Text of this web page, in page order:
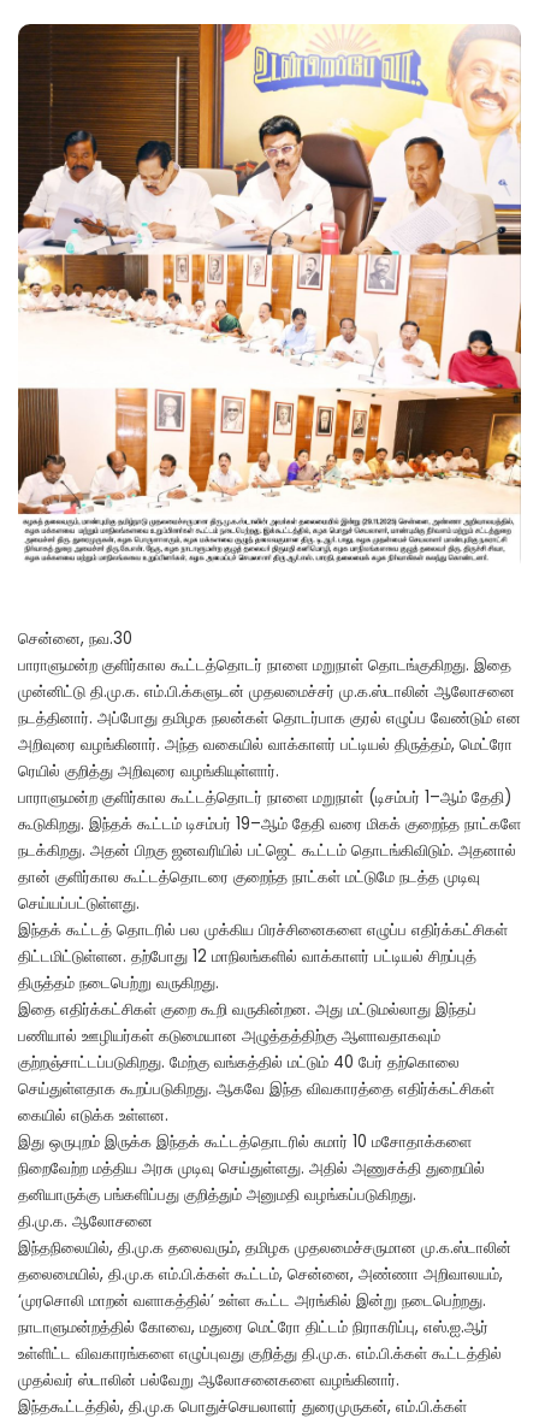
சென்னை, நவ.30
பாராளுமன்ற குளிர்கால கூட்டத்தொடர் நாளை மறுநாள் தொடங்குகிறது. இதை
முன்னிட்டு தி.மு.க. எம்.பி.க்களுடன் முதலமைச்சர் மு.க.ஸ்டாலின் ஆலோசனை
நடத்தினார். அப்போது தமிழக நலன்கள் தொடர்பாக குரல் எழுப்ப வேண்டும் என
அறிவுரை வழங்கினார். அந்த வகையில் வாக்காளர் பட்டியல் திருத்தம், மெட்ரோ
ரெயில் குறித்து அறிவுரை வழங்கியுள்ளார்.
பாராளுமன்ற குளிர்கால கூட்டத்தொடர் நாளை மறுநாள் (டிசம்பர் 1–ஆம் தேதி)
கூடுகிறது. இந்தக் கூட்டம் டிசம்பர் 19–ஆம் தேதி வரை மிகக் குறைந்த நாட்களே
நடக்கிறது. அதன் பிறகு ஜனவரியில் பட்ஜெட் கூட்டம் தொடங்கிவிடும். அதனால்
தான் குளிர்கால கூட்டத்தொடரை குறைந்த நாட்கள் மட்டுமே நடத்த முடிவு
செய்யப்பட்டுள்ளது.
இந்தக் கூட்டத் தொடரில் பல முக்கிய பிரச்சினைகளை எழுப்ப எதிர்க்கட்சிகள்
திட்டமிட்டுள்ளன. தற்போது 12 மாநிலங்களில் வாக்காளர் பட்டியல் சிறப்புத்
திருத்தம் நடைபெற்று வருகிறது.
இதை எதிர்க்கட்சிகள் குறை கூறி வருகின்றன. அது மட்டுமல்லாது இந்தப்
பணியால் ஊழியர்கள் கடுமையான அழுத்தத்திற்கு ஆளாவதாகவும்
குற்றஞ்சாட்டப்படுகிறது. மேற்கு வங்கத்தில் மட்டும் 40 பேர் தற்கொலை
செய்துள்ளதாக கூறப்படுகிறது. ஆகவே இந்த விவகாரத்தை எதிர்க்கட்சிகள்
கையில் எடுக்க உள்ளன.
இது ஒருபுறம் இருக்க இந்தக் கூட்டத்தொடரில் சுமார் 10 மசோதாக்களை
நிறைவேற்ற மத்திய அரசு முடிவு செய்துள்ளது. அதில் அணுசக்தி துறையில்
தனியாருக்கு பங்களிப்பது குறித்தும் அனுமதி வழங்கப்படுகிறது.
தி.மு.க. ஆலோசனை
இந்தநிலையில், தி.மு.க தலைவரும், தமிழக முதலமைச்சருமான மு.க.ஸ்டாலின்
தலைமையில், தி.மு.க எம்.பி.க்கள் கூட்டம், சென்னை, அண்ணா அறிவாலயம்,
‘முரசொலி மாறன் வளாகத்தில்’ உள்ள கூட்ட அரங்கில் இன்று நடைபெற்றது.
நாடாளுமன்றத்தில் கோவை, மதுரை மெட்ரோ திட்டம் நிராகரிப்பு, எஸ்.ஐ.ஆர்
உள்ளிட்ட விவகாரங்களை எழுப்புவது குறித்து தி.மு.க. எம்.பி.க்கள் கூட்டத்தில்
முதல்வர் ஸ்டாலின் பல்வேறு ஆலோசனைகளை வழங்கினார்.
இந்தகூட்டத்தில், தி.மு.க பொதுச்செயலாளர் துரைமுருகன், எம்.பி.க்கள்